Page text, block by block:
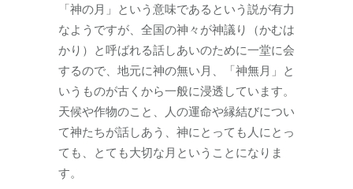
「神の月」という意味であるという説が有力
なようですが、全国の神々が神議り（かむは
かり）と呼ばれる話しあいのために一堂に会
するので、地元に神の無い月、「神無月」と
いうものが古くから一般に浸透しています。
天候や作物のこと、人の運命や縁結びについ
て神たちが話しあう、神にとっても人にとっ
ても、とても大切な月ということになりま
す。